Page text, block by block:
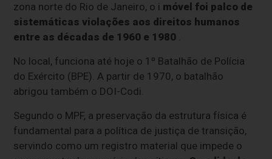
zona norte do Rio de Janeiro, o i móvel foi palco de
sistemáticas violações aos direitos humanos
entre as décadas de 1960 e 1980 .
No local, funciona até hoje o 1º Batalhão de Polícia
do Exército (BPE). A partir de 1970, o batalhão
abrigou também o DOI-Codi.
Segundo o MPF, a preservação da estrutura física é
fundamental para a política de justiça de transição,
servindo como um registro material que impede o